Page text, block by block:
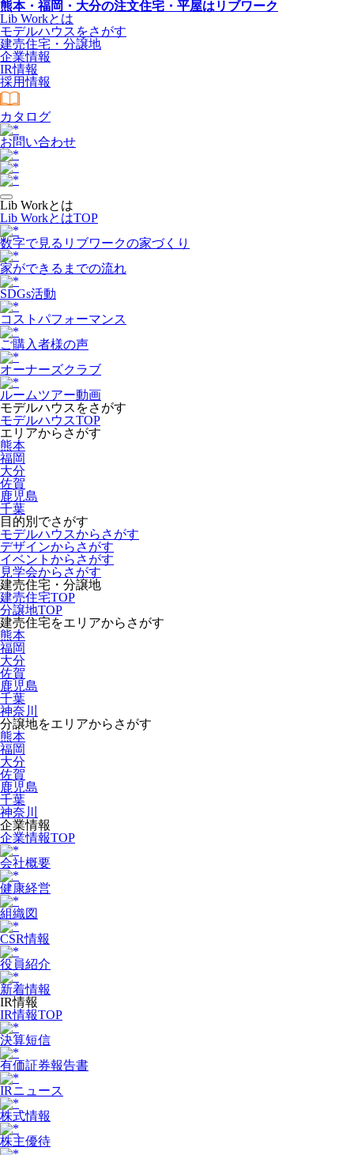
熊本・福岡・大分の注文住宅・平屋はリブワーク
Lib Workとは
モデルハウスをさがす
建売住宅・分譲地
企業情報
IR情報
採用情報
カタログ
お問い合わせ
Lib Workとは
Lib WorkとはTOP
数字で⾒るリブワークの家づくり
家ができるまでの流れ
SDGs活動
コストパフォーマンス
ご購入者様の声
オーナーズクラブ
ルームツアー動画
モデルハウスをさがす
モデルハウスTOP
エリアからさがす
熊本
福岡
大分
佐賀
鹿児島
千葉
目的別でさがす
モデルハウスからさがす
デザインからさがす
イベントからさがす
見学会からさがす
建売住宅・分譲地
建売住宅TOP
分譲地TOP
建売住宅をエリアからさがす
熊本
福岡
大分
佐賀
鹿児島
千葉
神奈川
分譲地をエリアからさがす
熊本
福岡
大分
佐賀
鹿児島
千葉
神奈川
企業情報
企業情報TOP
会社概要
健康経営
組織図
CSR情報
役員紹介
新着情報
IR情報
IR情報TOP
決算短信
有価証券報告書
IRニュース
株式情報
株主優待